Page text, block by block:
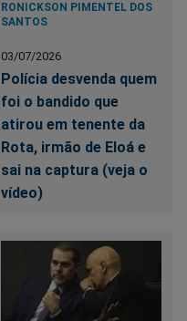
RONICKSON PIMENTEL DOS
SANTOS
03/07/2026
Polícia desvenda quem
foi o bandido que
atirou em tenente da
Rota, irmão de Eloá e
sai na captura (veja o
vídeo)